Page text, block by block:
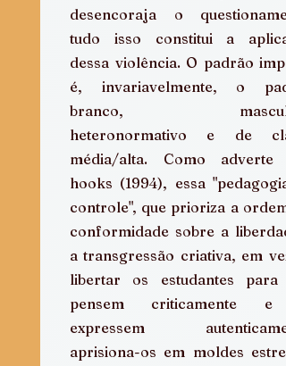
desencoraja o
tudo isso constitui a
dessa violência. O padrão
é, invariavelmente, o
branco,
heteronormativo e de
média/alta. Como adverte
hooks (1994), essa
controle", que prioriza a ordem
conformidade sobre a
a transgressão criativa, em
libertar os estudantes para
pensem criticamente e
expressem
aprisiona-os em moldes